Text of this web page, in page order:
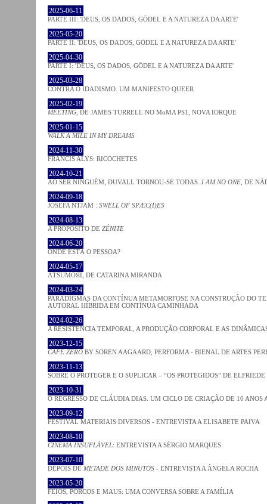
2025-06-11
PARTE III: 'DEUS, OS DADOS, GÖDEL E A NATUREZA DA ARTE'
2025-05-20
PARTE II: 'DEUS, OS DADOS, GÖDEL E A NATUREZA DA ARTE'
2025-04-30
PARTE I: 'DEUS, OS DADOS, GÖDEL E A NATUREZA DA ARTE'
2025-03-28
CONTRA O IDADISMO. UM MANIFESTO QUEER
2025-02-19
MEETING , DE JAMES TURRELL NO MoMA PS1, NOVA IORQUE
2025-01-15
WALK A MILE IN MY DREAMS
2024-11-30
FRANCIS ALYS: RICOCHETES
2024-10-21
AO SER NINGUÉM, DUVALL TORNOU-SE TODAS. I AM NO ONE , DE
2024-09-18
JOSÈFA NTJAM : SWELL OF SPÆC(I)ES
2024-08-13
A PROPÓSITO DE ZÉNITE
2024-06-20
ONDE ESTÁ O PESSOA?
2024-05-17
ΛƬSUMOЯI, DE CATARINA MIRANDA
2024-03-24
PARADIGMAS DA CONTÍNUA METAMORFOSE NA CONSTRUÇÃO DO
AUTORAL HÍBRIDA EM CONTÍNUA CAMINHADA
2024-02-26
A RESISTÊNCIA TEMPORAL, A PRODUÇÃO CORPORAL E AS
2023-12-15
CAFE ZERO BY SOREN AAGAARD, PERFORMA - BIENAL DE ARTES
2023-11-13
SOBRE O PROTEGER E O SUPLICAR – “OS PROTEGIDOS” DE
2023-10-31
O REGRESSO DE CLÁUDIA DIAS. UM CICLO DE CRIAÇÃO DE 10
2023-09-12
FESTIVAL MATERIAIS DIVERSOS - ENTREVISTA A ELISABETE PAIVA
2023-08-10
CINEMA INSUFLÁVEL: ENTREVISTA A SÉRGIO MARQUES
2023-07-10
DEPOIS DE METADE DOS MINUTOS - ENTREVISTA A ÂNGELA ROCHA
2023-05-20
FEIOS, PORCOS E MAUS: UMA CONVERSA SOBRE A FAMÍLIA